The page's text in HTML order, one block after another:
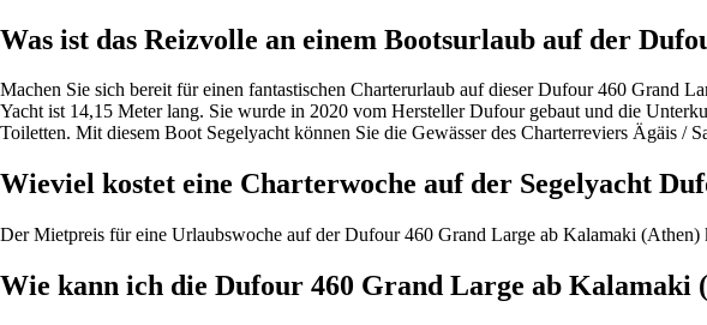
Was ist das Reizvolle an einem Bootsurlaub auf der
Machen Sie sich bereit für einen fantastischen Charterurlaub auf dieser Dufour 460 Grand
Yacht ist 14,15 Meter lang. Sie wurde in 2020 vom Hersteller Dufour gebaut und die
Toiletten. Mit diesem Boot Segelyacht können Sie die Gewässer des Charterreviers Ägäis
Wieviel kostet eine Charterwoche auf der Segelyacht
Der Mietpreis für eine Urlaubswoche auf der Dufour 460 Grand Large ab Kalamaki
Wie kann ich die Dufour 460 Grand Large ab Kalamaki